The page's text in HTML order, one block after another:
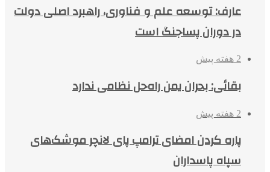
عارف: توسعه علم و فناوری، راهبرد اصلی دولت
در دوران پساجنگ است
2 هفته پیش
بقائی: بحران یمن راه‌حل نظامی ندارد
2 هفته پیش
پاره کردن امضای ترامپ پای لانچر موشک‌های
سپاه پاسداران